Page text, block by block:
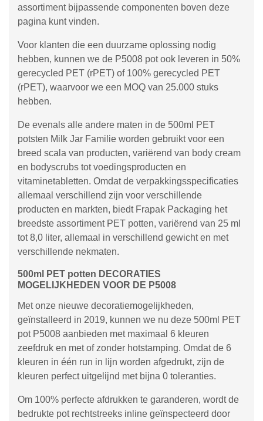
assortiment bijpassende componenten boven deze
pagina kunt vinden.
Voor klanten die een duurzame oplossing nodig
hebben, kunnen we de P5008 pot ook leveren in 50%
gerecycled PET (rPET) of 100% gerecycled PET
(rPET), waarvoor we een MOQ van 25.000 stuks
hebben.
De evenals alle andere maten in de 500ml PET
potsten Milk Jar Familie worden gebruikt voor een
breed scala van producten, variërend van body cream
en bodyscrubs tot voedingsproducten en
vitaminetabletten. Omdat de verpakkingsspecificaties
allemaal verschillend zijn voor verschillende
producten en markten, biedt Frapak Packaging het
breedste assortiment PET potten, variërend van 25 ml
tot 8,0 liter, allemaal in verschillend gewicht en met
verschillende nekmaten.
500ml PET potten DECORATIES
MOGELIJKHEDEN VOOR DE P5008
Met onze nieuwe decoratiemogelijkheden,
geïnstalleerd in 2019, kunnen we nu deze 500ml PET
pot P5008 aanbieden met maximaal 6 kleuren
zeefdruk en met of zonder hotstamping. Omdat de 6
kleuren in één run in lijn worden afgedrukt, zijn de
kleuren perfect uitgelijnd met bijna 0 toleranties.
Om 100% perfecte afdrukken te garanderen, wordt de
bedrukte pot rechtstreeks inline geïnspecteerd door